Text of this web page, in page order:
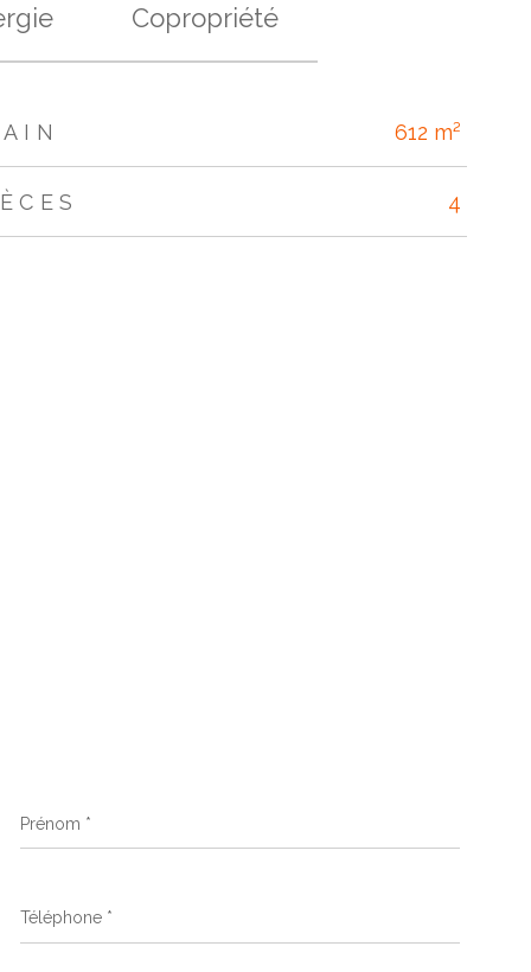
Copropriété
612 m²
4
Prénom
*
Téléphone
*